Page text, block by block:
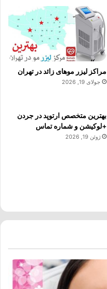
مراکز لیزر موهای زائد در تهران
جولای 19, 2026
بهترین متخصص ارتوپد در جردن
+لوکیشن و شماره تماس
ژوئن 19, 2026